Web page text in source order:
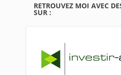
RETROUVEZ MOI AVEC
SUR :